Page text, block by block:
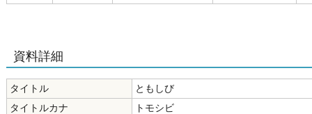
資料詳細
タイトル
ともしび
タイトルカナ
トモシビ